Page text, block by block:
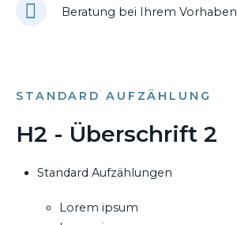
Beratung bei Ihrem Vorhaben
STANDARD AUFZÄHLUNG
H2 - Überschrift 2
Standard Aufzählungen
Lorem ipsum